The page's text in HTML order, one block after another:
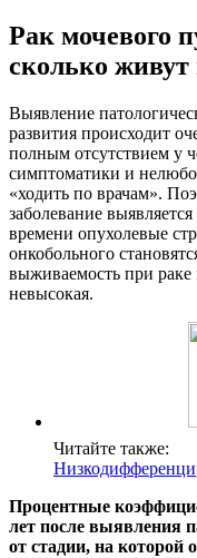
Рак мочевого
сколько
Выявление
развития происходит
полным отсутствием у
симптоматики и
«ходить по врачам».
заболевание
времени опухолевые
онкобольного
выживаемость при
невысокая.
Читайте также:
Процентные
лет после выявления
от стадии, на которой